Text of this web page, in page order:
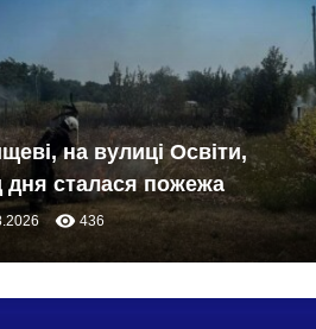
на вулиці Освіти,
дня сталася пожежа
remove_red_eye 436